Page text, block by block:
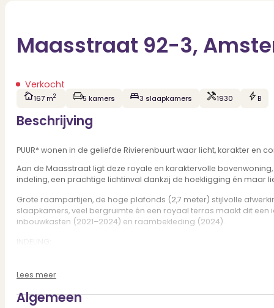
Maasstraat 92-3,
Verkocht
167 m2 5 kamers 3 slaapkamers 1930 B
Beschrijving
PUUR* wonen in de geliefde Rivierenbuurt waar licht, karakter
Aan de Maasstraat ligt deze royale en karaktervolle
indeling, een prachtige lichtinval dankzij de hoekligging én
Grote raampartijen, de hoge plafonds (2,7 meter) stijlvolle
slaapkamers, veel bergruimte én een royaal terras maakt dit
inbouwkasten (2021–2024) en raambekleding (2024).
Je komt binnen in een verzorgde hal met voldoende ruimte voor
Woonkamer verdieping:
Lees meer
Algemeen